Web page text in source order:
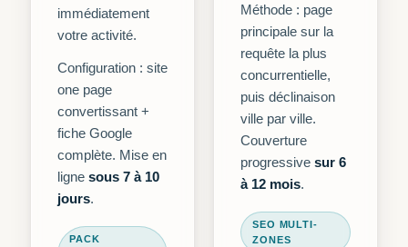
immédiatement
votre activité.
Configuration : site
one page
convertissant +
fiche Google
complète. Mise en
ligne sous 7 à 10
jours.
PACK
Méthode : page
principale sur la
requête la plus
concurrentielle,
puis déclinaison
ville par ville.
Couverture
progressive sur 6
à 12 mois.
SEO MULTI-
ZONES